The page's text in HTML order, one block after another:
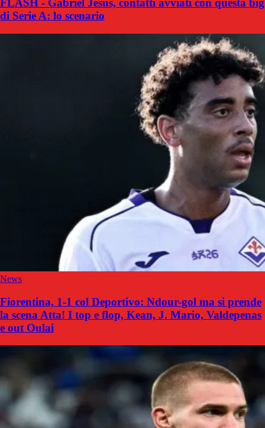
FLASH - Gabriel Jesus, contatti avviati con questa big
di Serie A: lo scenario
News
Fiorentina, 1-1 col Deportivo: Ndour-gol ma si prende
la scena Atta! I top e flop, Kean, J. Mario, Valdepenas
e out Oulai